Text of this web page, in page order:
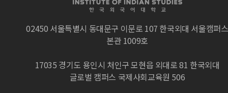
02450 서울특별시 동대문구 이문로 107 한국외대 서울캠퍼스
본관 1009호
17035 경기도 용인시 처인구 모현읍 외대로 81 한국외대
글로벌 캠퍼스 국제사회교육원 506